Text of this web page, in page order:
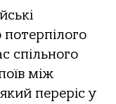
спільного
між
переріс у